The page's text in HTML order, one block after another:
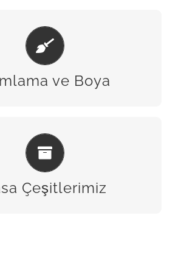
ve Boya
KUMLAMA & BOYA
Çeşitlerimiz
ÇEŞITLERIMIZ